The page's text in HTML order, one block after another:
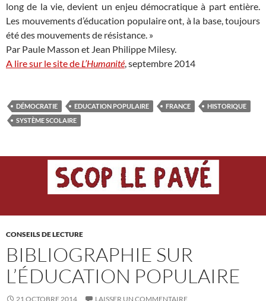
long de la vie, devient un enjeu démocratique à part entière.
Les mouvements d’éducation populaire ont, à la base, toujours
été des mouvements de résistance. »
Par Paule Masson et Jean Philippe Milesy.
A lire sur le site de L’Humanité, septembre 2014
DÉMOCRATIE EDUCATION POPULAIRE FRANCE
HISTORIQUE
SYSTÈME SCOLAIRE
CONSEILS DE LECTURE
BIBLIOGRAPHIE SUR
L’ÉDUCATION POPULAIRE
21 OCTOBRE 2014 LAISSER UN COMMENTAIRE